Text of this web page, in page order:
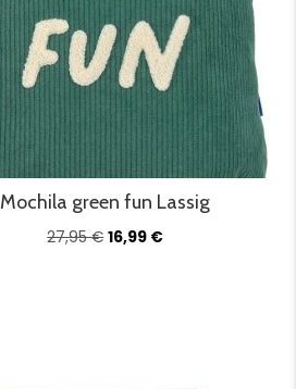
Mochila green fun Lassig
27,95€O
16,99 €O